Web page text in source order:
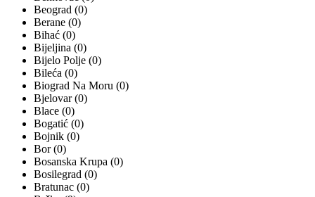
Beograd (0)
Berane (0)
Bihać (0)
Bijeljina (0)
Bijelo Polje (0)
Bileća (0)
Biograd Na Moru (0)
Bjelovar (0)
Blace (0)
Bogatić (0)
Bojnik (0)
Bor (0)
Bosanska Krupa (0)
Bosilegrad (0)
Bratunac (0)